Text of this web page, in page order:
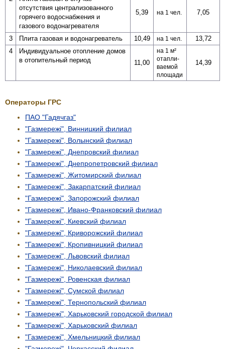
отсутствия централи­зованного
горячего водо­снабжения и
газового водо­нагревателя
5,39 на 1 чел. 7,05
3 Плита газовая и водо­нагреватель 10,49 на 1 чел.
13,72
4
Индивидуальное отопление домов
в отопительный период
11,00
на 1 м²
отапли­
ваемой
площади
14,39
Операторы ГРС
ПАО "Гадячгаз"
"Газмережі", Винницкий филиал
"Газмережі", Волынский филиал
"Газмережі", Днепровский филиал
"Газмережі", Днепропетровский филиал
"Газмережі", Житомирский филиал
"Газмережі", Закарпатский филиал
"Газмережі", Запорожский филиал
"Газмережі", Ивано-Франковский филиал
"Газмережі", Киевский филиал
"Газмережі", Криворожский филиал
"Газмережі", Кропивницкий филиал
"Газмережі", Львовский филиал
"Газмережі", Николаевский филиал
"Газмережі", Ровенская филиал
"Газмережі", Сумской филиал
"Газмережі", Тернопольский филиал
"Газмережі", Харьковский городской филиал
"Газмережі", Харьковский филиал
"Газмережі", Хмельницкий филиал